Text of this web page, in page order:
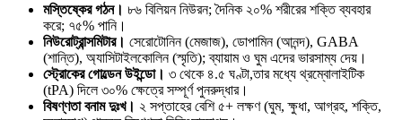
মস্তিষ্কের গঠন। ৮৬ বিলিয়ন নিউরন; দৈনিক ২০% শরীরের শক্তি ব্যবহার
করে; ৭৫% পানি।
নিউরোট্রান্সমিটার। সেরোটোনিন (মেজাজ), ডোপামিন (আনন্দ), GABA
(শান্তি), অ্যাসিটাইলকোলিন (স্মৃতি); ব্যায়াম ও ঘুম এদের ভারসাম্য দেয়।
স্ট্রোকের গোল্ডেন উইন্ডো। ৩ থেকে ৪.৫ ঘণ্টা,তার মধ্যে থ্রম্বোলাইটিক
(tPA) দিলে ৩০% ক্ষেত্রে সম্পূর্ণ পুনরুদ্ধার।
বিষণ্ণতা বনাম দুঃখ। ২ সপ্তাহের বেশি ৫+ লক্ষণ (ঘুম, ক্ষুধা, আগ্রহ, শক্তি,